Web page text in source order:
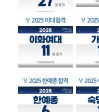
🏅 2025 이대 합격 🏅
🏅 2025 한예종 합격 🏅 2025